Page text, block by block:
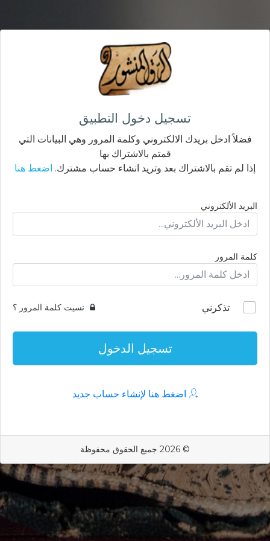
تسجيل دخول التطبيق
فضلاً ادخل بريدك الالكتروني وكلمة المرور وهي البيانات التي
قمتم بالاشتراك بها
إذا لم تقم بالاشتراك بعد وتريد انشاء حساب مشترك. اضغط هنا
البريد الألكتروني
كلمة المرور
تذكرني نسيت كلمة المرور ؟
تسجيل الدخول
اضغط هنا لإنشاء حساب جديد
© 2026 جميع الحقوق محفوظة